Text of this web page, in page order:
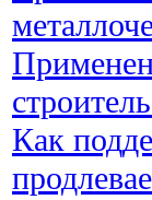
Как